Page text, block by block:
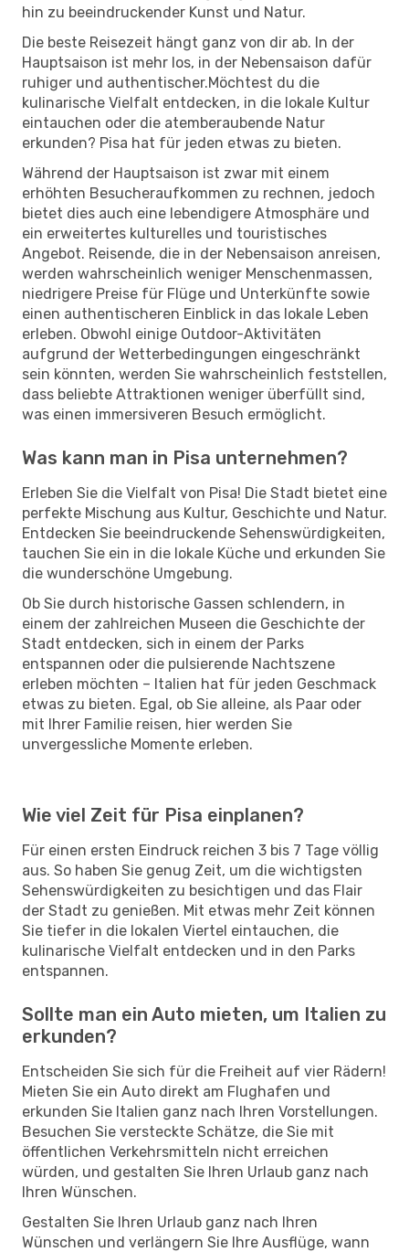
hin zu beeindruckender Kunst und Natur.
Die beste Reisezeit hängt ganz von dir ab. In der
Hauptsaison ist mehr los, in der Nebensaison dafür
ruhiger und authentischer.Möchtest du die
kulinarische Vielfalt entdecken, in die lokale Kultur
eintauchen oder die atemberaubende Natur
erkunden? Pisa hat für jeden etwas zu bieten.
Während der Hauptsaison ist zwar mit einem
erhöhten Besucheraufkommen zu rechnen, jedoch
bietet dies auch eine lebendigere Atmosphäre und
ein erweitertes kulturelles und touristisches
Angebot. Reisende, die in der Nebensaison anreisen,
werden wahrscheinlich weniger Menschenmassen,
niedrigere Preise für Flüge und Unterkünfte sowie
einen authentischeren Einblick in das lokale Leben
erleben. Obwohl einige Outdoor-Aktivitäten
aufgrund der Wetterbedingungen eingeschränkt
sein könnten, werden Sie wahrscheinlich feststellen,
dass beliebte Attraktionen weniger überfüllt sind,
was einen immersiveren Besuch ermöglicht.
Was kann man in Pisa unternehmen?
Erleben Sie die Vielfalt von Pisa! Die Stadt bietet eine
perfekte Mischung aus Kultur, Geschichte und Natur.
Entdecken Sie beeindruckende Sehenswürdigkeiten,
tauchen Sie ein in die lokale Küche und erkunden Sie
die wunderschöne Umgebung.
Ob Sie durch historische Gassen schlendern, in
einem der zahlreichen Museen die Geschichte der
Stadt entdecken, sich in einem der Parks
entspannen oder die pulsierende Nachtszene
erleben möchten – Italien hat für jeden Geschmack
etwas zu bieten. Egal, ob Sie alleine, als Paar oder
mit Ihrer Familie reisen, hier werden Sie
unvergessliche Momente erleben.
Wie viel Zeit für Pisa einplanen?
Für einen ersten Eindruck reichen 3 bis 7 Tage völlig
aus. So haben Sie genug Zeit, um die wichtigsten
Sehenswürdigkeiten zu besichtigen und das Flair
der Stadt zu genießen. Mit etwas mehr Zeit können
Sie tiefer in die lokalen Viertel eintauchen, die
kulinarische Vielfalt entdecken und in den Parks
entspannen.
Sollte man ein Auto mieten, um Italien zu
erkunden?
Entscheiden Sie sich für die Freiheit auf vier Rädern!
Mieten Sie ein Auto direkt am Flughafen und
erkunden Sie Italien ganz nach Ihren Vorstellungen.
Besuchen Sie versteckte Schätze, die Sie mit
öffentlichen Verkehrsmitteln nicht erreichen
würden, und gestalten Sie Ihren Urlaub ganz nach
Ihren Wünschen.
Gestalten Sie Ihren Urlaub ganz nach Ihren
Wünschen und verlängern Sie Ihre Ausflüge, wann